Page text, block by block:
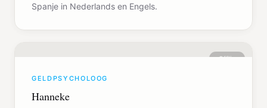
Spanje in Nederlands en Engels.
Offline
GELDPSYCHOLOOG
Hanneke